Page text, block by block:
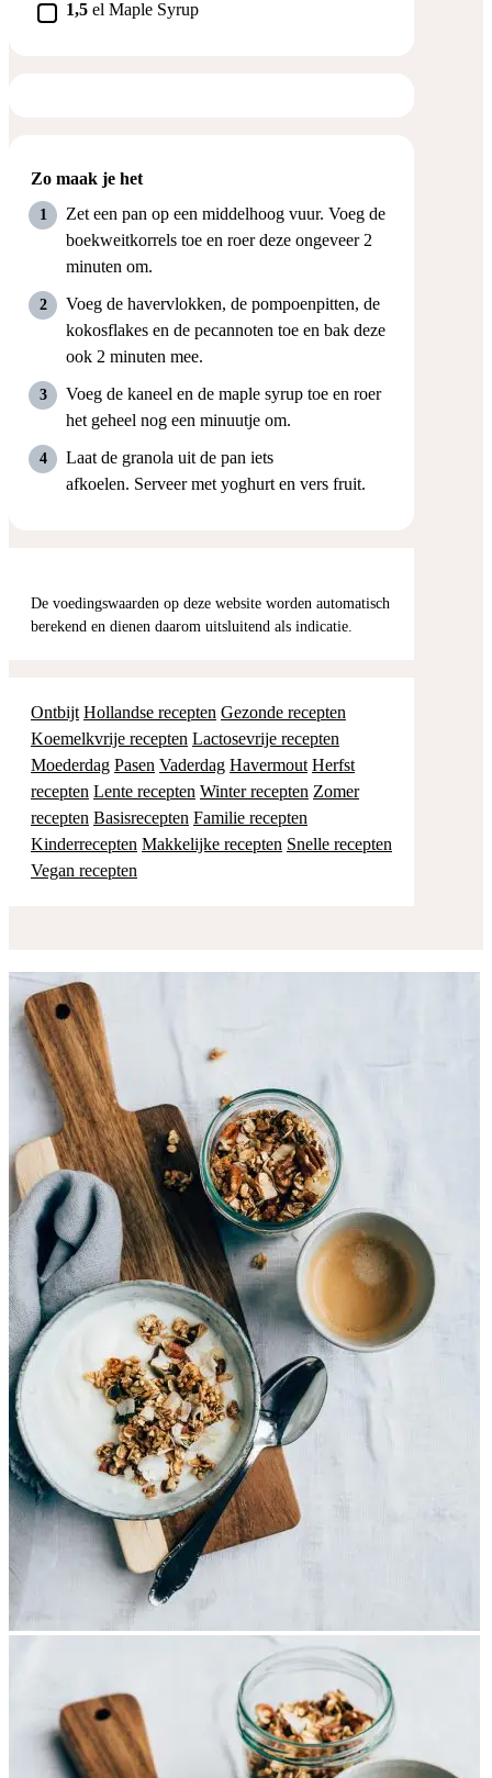
▢
1,5 el Maple Syrup
Zo maak je het
Zet een pan op een middelhoog vuur. Voeg de
boekweitkorrels toe en roer deze ongeveer 2
minuten om.
Voeg de havervlokken, de pompoenpitten, de
kokosflakes en de pecannoten toe en bak deze
ook 2 minuten mee.
Voeg de kaneel en de maple syrup toe en roer
het geheel nog een minuutje om.
Laat de granola uit de pan iets
afkoelen. Serveer met yoghurt en vers fruit.
De voedingswaarden op deze website worden automatisch
berekend en dienen daarom uitsluitend als indicatie.
Ontbijt Hollandse recepten Gezonde recepten
Koemelkvrije recepten Lactosevrije recepten
Moederdag Pasen Vaderdag Havermout Herfst
recepten Lente recepten Winter recepten Zomer
recepten Basisrecepten Familie recepten
Kinderrecepten Makkelijke recepten Snelle recepten
Vegan recepten